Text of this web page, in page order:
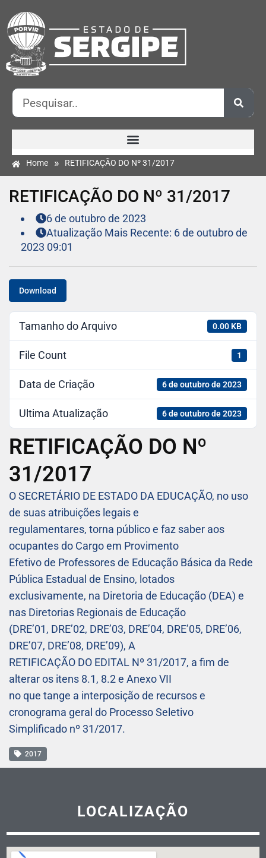
Home » RETIFICAÇÃO DO Nº 31/2017
RETIFICAÇÃO DO Nº 31/2017
6 de outubro de 2023
Atualização Mais Recente: 6 de outubro de
2023 09:01
Download
Tamanho do Arquivo 0.00 KB
File Count 1
Data de Criação 6 de outubro de 2023
Ultima Atualização 6 de outubro de 2023
RETIFICAÇÃO DO Nº
31/2017
O SECRETÁRIO DE ESTADO DA EDUCAÇÃO, no uso
de suas atribuições legais e
regulamentares, torna público e faz saber aos
ocupantes do Cargo em Provimento
Efetivo de Professores de Educação Básica da Rede
Pública Estadual de Ensino, lotados
exclusivamente, na Diretoria de Educação (DEA) e
nas Diretorias Regionais de Educação
(DRE’01, DRE’02, DRE’03, DRE’04, DRE’05, DRE’06,
DRE’07, DRE’08, DRE’09), A
RETIFICAÇÃO DO EDITAL Nº 31/2017, a fim de
alterar os itens 8.1, 8.2 e Anexo VII
no que tange a interposição de recursos e
cronograma geral do Processo Seletivo
Simplificado nº 31/2017.
2017
LOCALIZAÇÃO